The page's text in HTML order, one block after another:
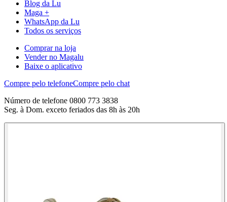
Blog da Lu
Maga +
WhatsApp da Lu
Todos os serviços
Comprar na loja
Vender no Magalu
Baixe o aplicativo
Compre pelo telefoneCompre pelo chat
Número de telefone 0800 773 3838
Seg. à Dom. exceto feriados das 8h às 20h